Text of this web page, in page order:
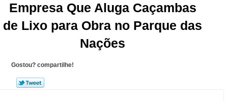
Empresa Que Aluga Caçambas
de Lixo para Obra no Parque das
Nações
Gostou? compartilhe!